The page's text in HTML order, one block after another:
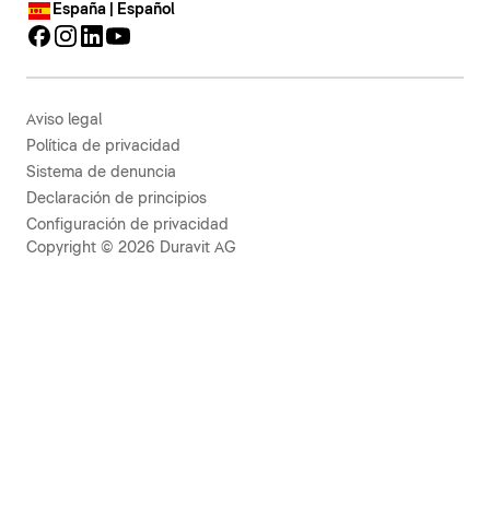
España | Español
Aviso legal
Política de privacidad
Sistema de denuncia
Declaración de principios
Configuración de privacidad
Copyright © 2026 Duravit AG